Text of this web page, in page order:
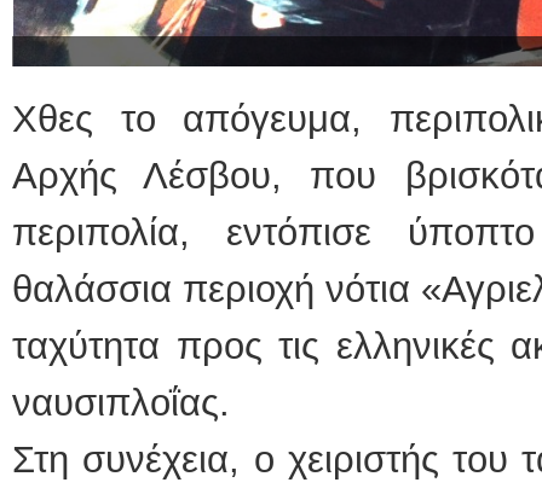
Χθες το απόγευμα,
Αρχής Λέσβου, που
περιπολία, εντόπισε
θαλάσσια περιοχή νότια
ταχύτητα προς τις ελληνικές
ναυσιπλοΐας.
Στη συνέχεια, ο χειριστής